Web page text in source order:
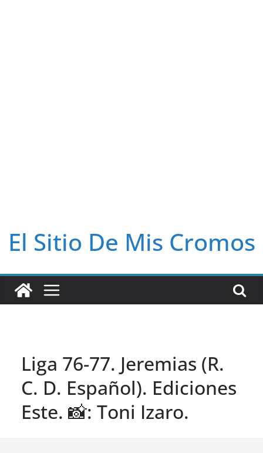
El Sitio De Mis Cromos
Liga 76-77. Jeremias (R.
C. D. Español). Ediciones
Este. 📸: Toni Izaro.